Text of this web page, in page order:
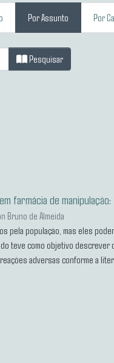
Por Assunto Por
Pesquisar
farmácia de
Bruno de Almeida
pela população, mas eles
teve como objetivo descrever
adversas conforme a